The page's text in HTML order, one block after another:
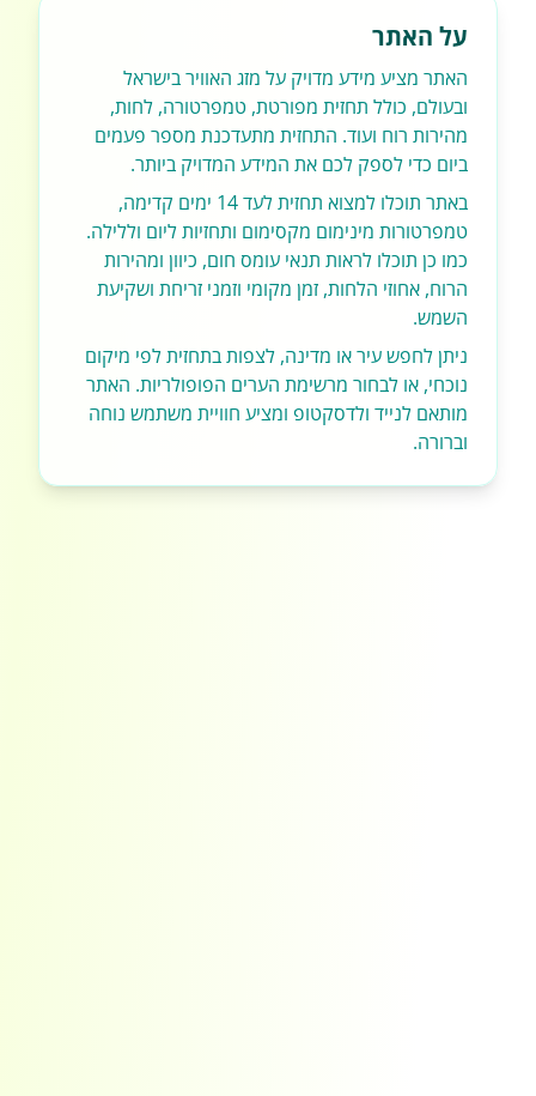
על האתר
האתר מציע מידע מדויק על מזג האוויר בישראל
ובעולם, כולל תחזית מפורטת, טמפרטורה, לחות,
מהירות רוח ועוד. התחזית מתעדכנת מספר פעמים
ביום כדי לספק לכם את המידע המדויק ביותר.
באתר תוכלו למצוא תחזית לעד 14 ימים קדימה,
טמפרטורות מינימום מקסימום ותחזיות ליום וללילה.
כמו כן תוכלו לראות תנאי עומס חום, כיוון ומהירות
הרוח, אחוזי הלחות, זמן מקומי וזמני זריחת ושקיעת
השמש.
ניתן לחפש עיר או מדינה, לצפות בתחזית לפי מיקום
נוכחי, או לבחור מרשימת הערים הפופולריות. האתר
מותאם לנייד ולדסקטופ ומציע חוויית משתמש נוחה
וברורה.